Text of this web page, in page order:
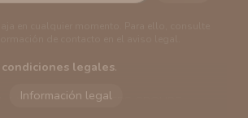
condiciones legales.
tratamiento: VAPERS GROUPS